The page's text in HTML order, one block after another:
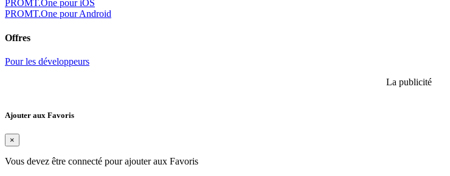
PROMT.One pour iOS
PROMT.One pour Android
Offres
Pour les développeurs
La publicité
Ajouter aux Favoris
×
Vous devez être connecté pour ajouter aux Favoris